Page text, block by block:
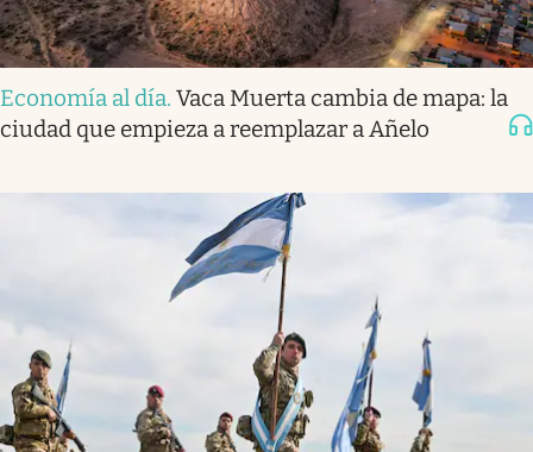
Economía al día. Vaca Muerta cambia de mapa: la
ciudad que empieza a reemplazar a Añelo